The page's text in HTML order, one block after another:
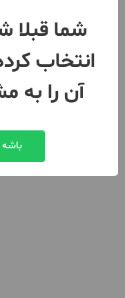
شما قبلا
انتخاب
آن را به
باشه